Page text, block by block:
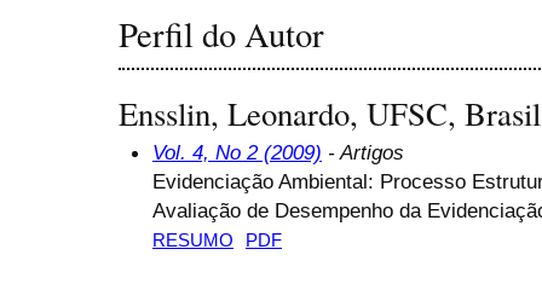
Perfil do Autor
Ensslin, Leonardo, UFSC, Brasil
Vol. 4, No 2 (2009) - Artigos
Evidenciação Ambiental: Processo
Avaliação de Desempenho da
RESUMO PDF